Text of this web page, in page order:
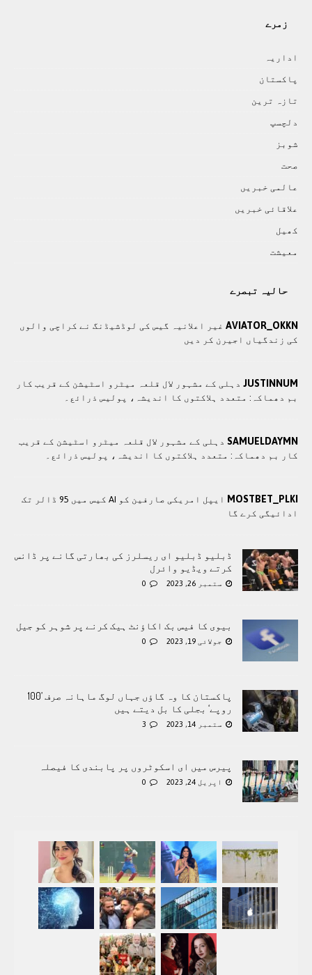
زمرے
اداريہ
پاکستان
تازہ ترين
دلچسپ
شوبز
صحت
عالمی خبريں
علاقائی خبريں
کھيل
معيشت
حالیہ تبصرے
AVIATOR_OKKN غیر اعلانیہ گیس کی لوڈشیڈنگ نے کراچی والوں
کی زندگیاں اجیرن کر دیں
JUSTINNUM دہلی کے مشہور لال قلعہ میٹرو اسٹیشن کے قریب کار
بم دھماکہ: متعدد ہلاکتوں کا انديشہ، پولیس ذرائع۔
SAMUELDAYMN دہلی کے مشہور لال قلعہ میٹرو اسٹیشن کے قریب
کار بم دھماکہ: متعدد ہلاکتوں کا انديشہ، پولیس ذرائع۔
MOSTBET_PLKI
ایپل امریکی صارفین کو AI کیس میں 95 ڈالر تک
ادائیگی کرے گا
ڈبلیو ڈبلیو ای ریسلرز کی بھارتی گانے پر ڈانس
کرتے ویڈیو وائرل
ستمبر 26, 2023 0
بیوی کا فیس بک اکاؤنٹ ہیک کرنے پر شوہر کو جیل
جولائی 19, 2023 0
پاکستان کا وہ گاؤں جہاں لوگ ماہانہ صرف ’100
روپے‘ بجلی کا بل دیتے ہیں
ستمبر 14, 2023 3
پیرس میں ای اسکوٹروں پر پابندی کا فیصلہ
اپریل 24, 2023 0